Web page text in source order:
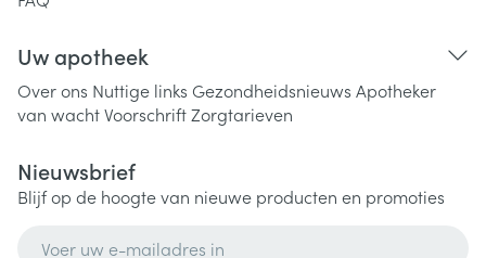
Uw apotheek
Over ons Nuttige links Gezondheidsnieuws Apotheker
van wachtVoorschriftZorgtarieven
Nieuwsbrief
Blijf op de hoogte van nieuwe producten en promoties